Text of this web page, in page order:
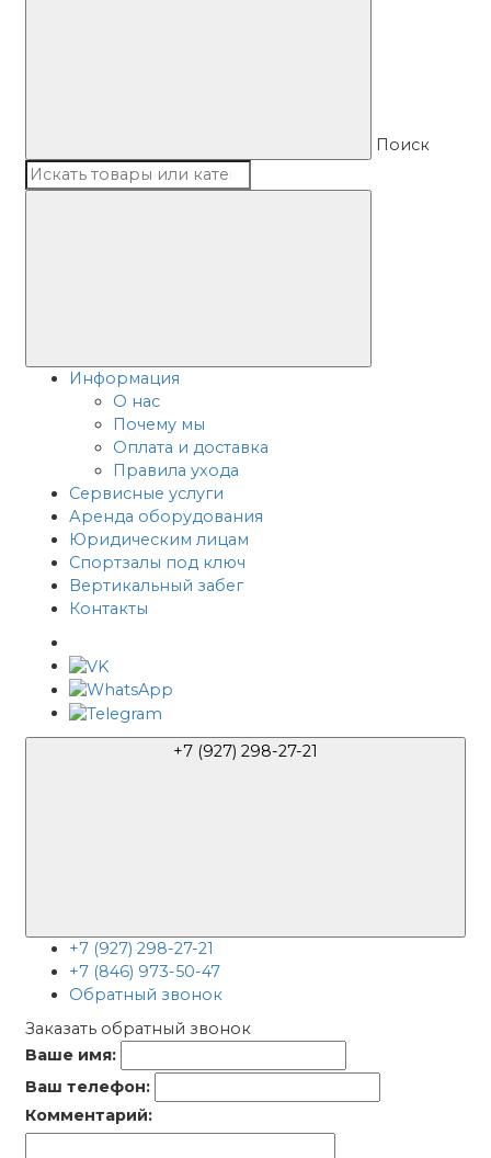
Поиск
Информация
О нас
Почему мы
Оплата и доставка
Правила ухода
Сервисные услуги
Аренда оборудования
Юридическим лицам
Спортзалы под ключ
Вертикальный забег
Контакты
+7 (927) 298-27-21
+7 (846) 973-50-47
Обратный звонок
Заказать обратный звонок
Ваше имя:
Ваш телефон:
Комментарий: